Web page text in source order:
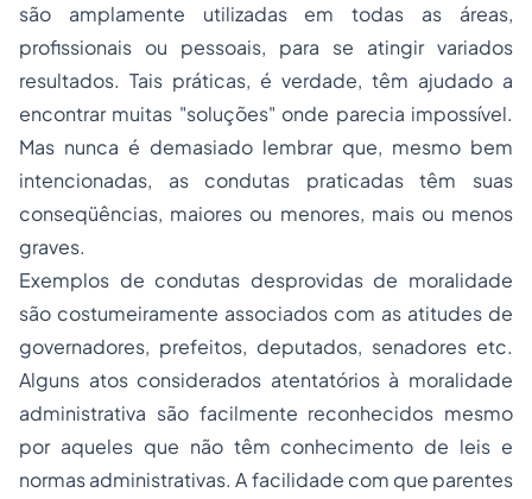
são amplamente utilizadas em todas as áreas,
profissionais ou pessoais, para se atingir variados
resultados. Tais práticas, é verdade, têm ajudado a
encontrar muitas "soluções" onde parecia impossível.
Mas nunca é demasiado lembrar que, mesmo bem
intencionadas, as condutas praticadas têm suas
conseqüências, maiores ou menores, mais ou menos
graves.
Exemplos de condutas desprovidas de moralidade
são costumeiramente associados com as atitudes de
governadores, prefeitos, deputados, senadores etc.
Alguns atos considerados atentatórios à moralidade
administrativa são facilmente reconhecidos mesmo
por aqueles que não têm conhecimento de leis e
normas administrativas. A facilidade com que parentes